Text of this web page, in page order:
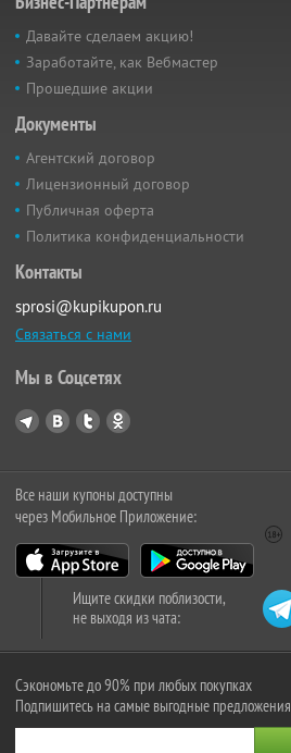
Давайте сделаем акцию!
Заработайте, как Вебмастер
Прошедшие акции
Документы
Агентский договор
Лицензионный договор
Публичная оферта
Политика конфиденциальности
Контакты
sprosi@kupikupon.ru
Связаться с нами
Мы в Соцсетях
Все наши купоны доступны
через Мобильное Приложение:
Ищите скидки поблизости,
не выходя из чата:
Сэкономьте до 90% при любых покупках
Подпишитесь на самые выгодные предложения